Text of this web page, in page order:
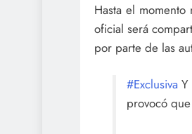
Hasta el
oficial será
por parte de las
#ExclusivaY
provocó